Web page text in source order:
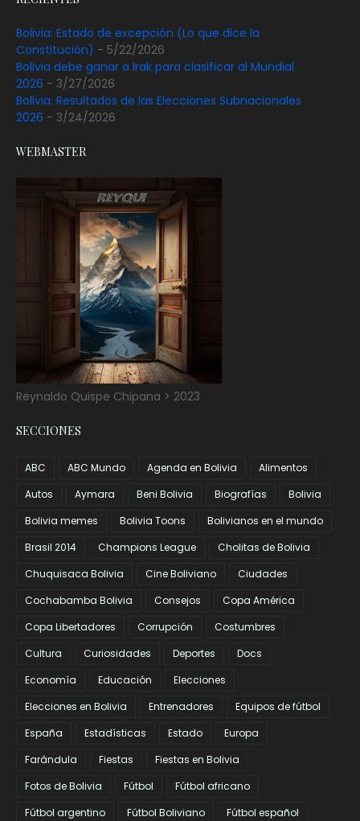
Bolivia: Estado de excepción (Lo que dice la
Constitución) - 5/22/2026
Bolivia debe ganar a Irak para clasificar al Mundial
2026 - 3/27/2026
Bolivia: Resultados de las Elecciones Subnacionales
2026 - 3/24/2026
WEBMASTER
Reynaldo Quispe Chipana > 2023
SECCIONES
ABC ABC Mundo Agenda en Bolivia
Alimentos
Autos
Aymara Beni Bolivia Biografías
Bolivia
Bolivia memes
Bolivia Toons
Bolivianos en el mundo
Brasil 2014
Champions League
Cholitas de Bolivia
Chuquisaca Bolivia
Cine Boliviano
Ciudades
Cochabamba Bolivia
Consejos
Copa América
Copa Libertadores
Corrupción
Costumbres
Cultura
Curiosidades Deportes
Docs
Economía
Educación
Elecciones
Elecciones en Bolivia
Entrenadores
Equipos de fútbol
España
Estadísticas Estado
Europa
Farándula
Fiestas
Fiestas en Bolivia
Fotos de Bolivia
Fútbol
Fútbol africano
Fútbol argentino
Fútbol Boliviano
Fútbol español